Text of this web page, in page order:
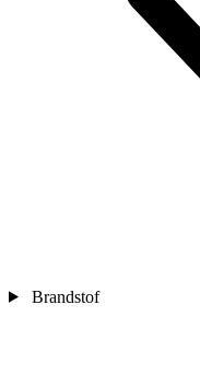
Brandstof